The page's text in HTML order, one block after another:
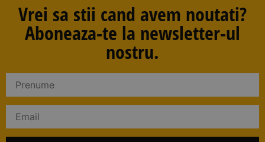
Vrei sa stii cand avem noutati?
Aboneaza-te la newsletter-ul
nostru.